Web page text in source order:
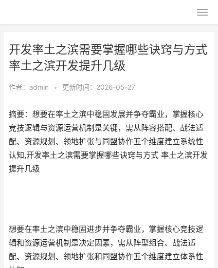
开发率土之滨需要掌握哪些诀窍与方式
率土之滨开发提升几级
作者： admin • 更新时间：2026-05-27
摘要：想要在率土之滨中稳固发展并争夺霸业，掌握核心
竞技逻辑与资源运营机制是关键，需从阵容搭配、战法适
配、资源规划、领地扩张与同盟协作五个维度建立系统性
认知,开发率土之滨需要掌握哪些诀窍与方式 率土之滨开发
提升几级
想要在率土之滨中稳固进步并争夺霸业，掌握核心竞技逻
辑和资源运营机制是决定因素，需从阵型组合、战法适
配、资源规划、领地扩张和同盟协作五个维度建立体系性